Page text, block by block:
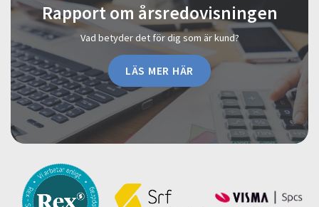
Rapport om årsredovisningen
Vad betyder det för dig som är kund?
LÄS MER HÄR